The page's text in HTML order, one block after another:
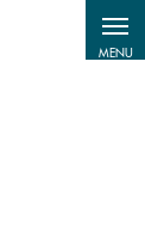
MENU